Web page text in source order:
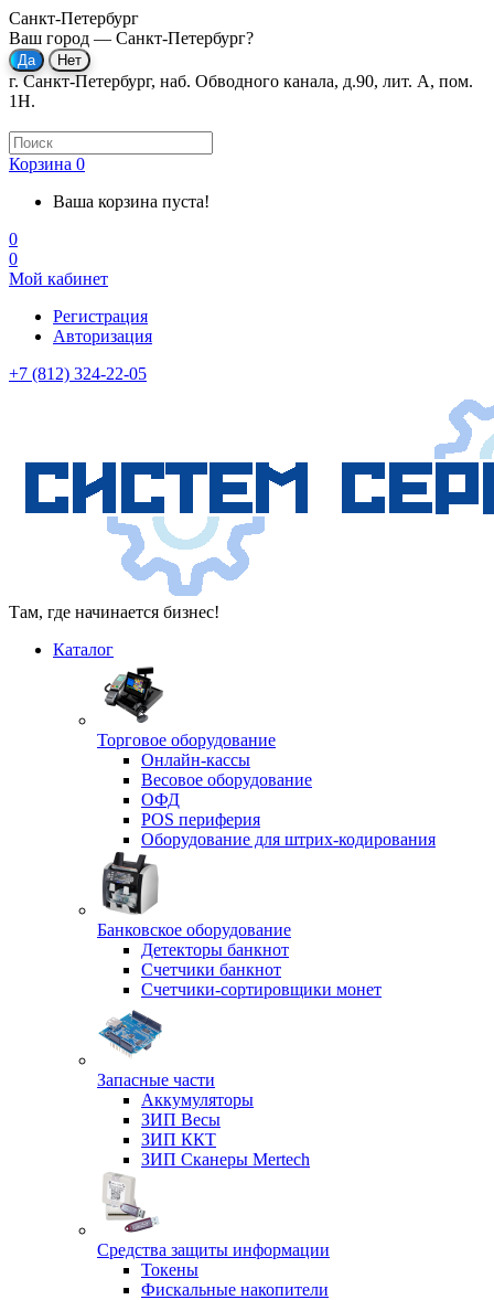
Санкт-Петербург
Ваш город — Санкт-Петербург?
г. Санкт-Петербург, наб. Обводного канала, д.90, лит. А, пом.
1Н.
Корзина 0
Ваша корзина пуста!
0
0
Мой кабинет
Регистрация
Авторизация
+7 (812) 324-22-05
Там, где начинается бизнес!
Каталог
Торговое оборудование
Онлайн-кассы
Весовое оборудование
ОФД
POS периферия
Оборудование для штрих-кодирования
Банковское оборудование
Детекторы банкнот
Счетчики банкнот
Счетчики-сортировщики монет
Запасные части
Аккумуляторы
ЗИП Весы
ЗИП ККТ
ЗИП Сканеры Mertech
Средства защиты информации
Токены
Фискальные накопители